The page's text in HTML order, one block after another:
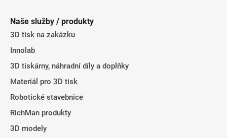
Naše služby / produkty
3D tisk na zakázku
Innolab
3D tiskárny, náhradní díly a doplňky
Materiál pro 3D tisk
Robotické stavebnice
RichMan produkty
3D modely